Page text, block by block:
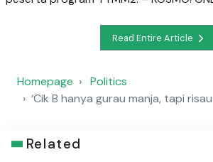
Read Entire Article
Homepage
Politics
‘Cik B hanya gurau manja, tapi
Related